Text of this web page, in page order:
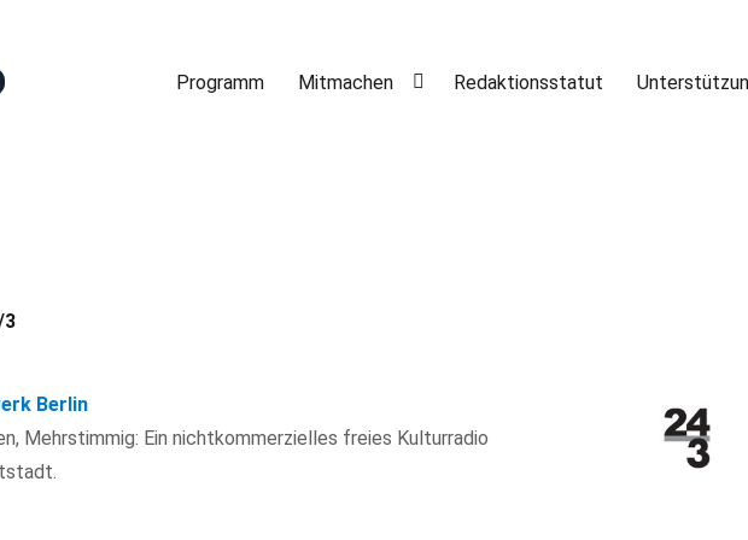
Programm Mitmachen Redaktionsstatut
3
Berlin
Mehrstimmig: Ein nichtkommerzielles freies Kulturradio